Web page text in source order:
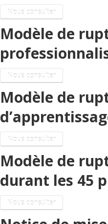
Nous consulter
Modèle de
Nous consulter
Modèle de
Nous consulter
Modèle de
durant les 45
Nous consulter